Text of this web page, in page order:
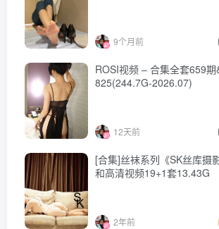
9个月前
ROSI视频 – 合集全套659
825(244.7G-2026.07)
12天前
[合集]丝袜系列《SK丝库摄
和高清视频19+1套13.43G
2年前